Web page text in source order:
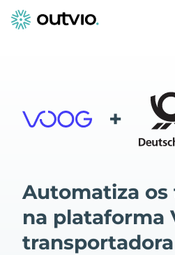
+
Automatiza os
na plataforma